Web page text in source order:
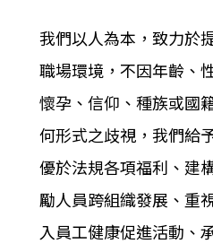
我們以人為本，致力於
職場環境，不因年齡、
懷孕、信仰、種族或國
何形式之歧視，我們給
優於法規各項福利、建
勵人員跨組織發展、重
入員工健康促進活動、